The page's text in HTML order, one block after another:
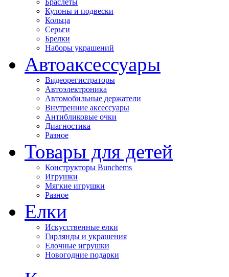
Кулоны и подвески
Кольца
Серьги
Брелки
Наборы украшений
Автоаксессуары
Видеорегистраторы
Автоэлектроника
Автомобильные держатели
Внутренние аксессуары
Антибликовые очки
Диагностика
Разное
Товары для детей
Конструкторы Bunchems
Игрушки
Мягкие игрушки
Разное
Елки
Искусственные елки
Гирлянды и украшения
Елочные игрушки
Новогодние подарки